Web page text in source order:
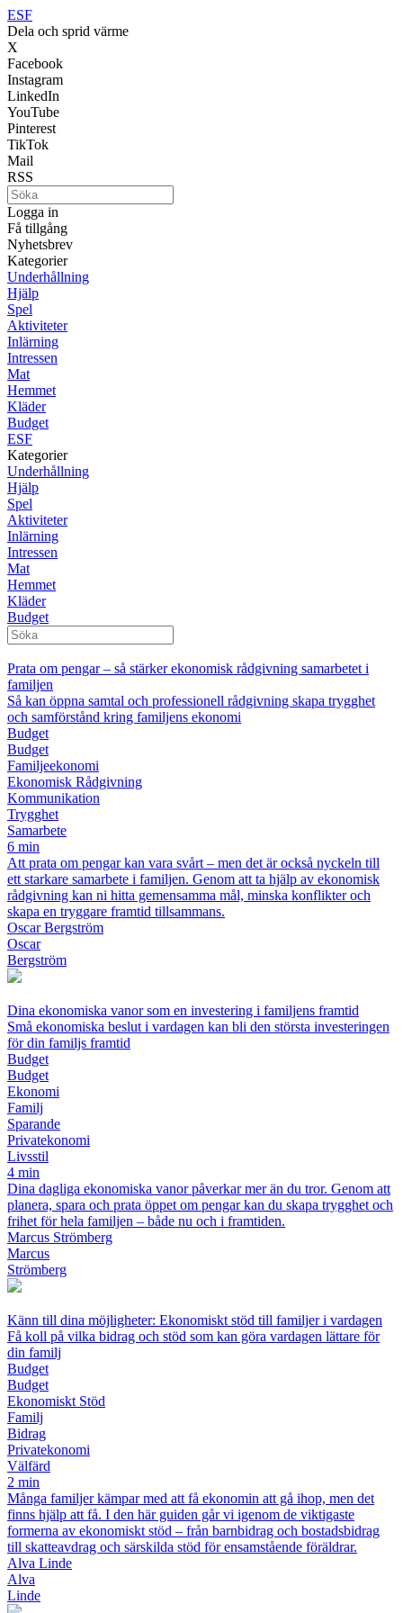
ESF
Dela och sprid värme
X
Facebook
Instagram
LinkedIn
YouTube
Pinterest
TikTok
Mail
RSS
Logga in
Få tillgång
Nyhetsbrev
Kategorier
Underhållning
Hjälp
Spel
Aktiviteter
Inlärning
Intressen
Mat
Hemmet
Kläder
Budget
ESF
Kategorier
Underhållning
Hjälp
Spel
Aktiviteter
Inlärning
Intressen
Mat
Hemmet
Kläder
Budget
Prata om pengar – så stärker ekonomisk rådgivning samarbetet i
familjen
Så kan öppna samtal och professionell rådgivning skapa trygghet
och samförstånd kring familjens ekonomi
Budget
Budget
Familjeekonomi
Ekonomisk Rådgivning
Kommunikation
Trygghet
Samarbete
6 min
Att prata om pengar kan vara svårt – men det är också nyckeln till
ett starkare samarbete i familjen. Genom att ta hjälp av ekonomisk
rådgivning kan ni hitta gemensamma mål, minska konflikter och
skapa en tryggare framtid tillsammans.
Oscar Bergström
Oscar
Bergström
Dina ekonomiska vanor som en investering i familjens framtid
Små ekonomiska beslut i vardagen kan bli den största investeringen
för din familjs framtid
Budget
Budget
Ekonomi
Familj
Sparande
Privatekonomi
Livsstil
4 min
Dina dagliga ekonomiska vanor påverkar mer än du tror. Genom att
planera, spara och prata öppet om pengar kan du skapa trygghet och
frihet för hela familjen – både nu och i framtiden.
Marcus Strömberg
Marcus
Strömberg
Känn till dina möjligheter: Ekonomiskt stöd till familjer i vardagen
Få koll på vilka bidrag och stöd som kan göra vardagen lättare för
din familj
Budget
Budget
Ekonomiskt Stöd
Familj
Bidrag
Privatekonomi
Välfärd
2 min
Många familjer kämpar med att få ekonomin att gå ihop, men det
finns hjälp att få. I den här guiden går vi igenom de viktigaste
formerna av ekonomiskt stöd – från barnbidrag och bostadsbidrag
till skatteavdrag och särskilda stöd för ensamstående föräldrar.
Alva Linde
Alva
Linde